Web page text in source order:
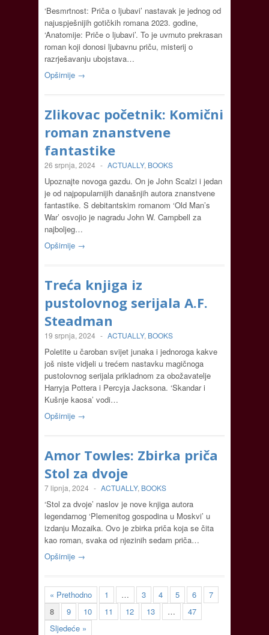
‘Besmrtnost: Priča o ljubavi’ nastavak je jednog od
najuspješnijih gotičkih romana 2023. godine,
‘Anatomije: Priče o ljubavi’. To je uvrnuto prekrasan
roman koji donosi ljubavnu priču, misterij o
razrješavanju ubojstava…
Opširnije →
Zlikovac početnik: Komični
roman znanstvene
fantastike
26 srpnja, 2024 - ACTUALLY, BOOKS
Upoznajte novoga gazdu. On je John Scalzi i jedan
je od najpopularnijih današnjih autora znanstvene
fantastike. S debitantskim romanom ‘Old Man’s
War’ osvojio je nagradu John W. Campbell za
najboljeg…
Opširnije →
Treća knjiga iz
pustolovnog serijala A.F.
Steadman
19 srpnja, 2024 - ACTUALLY, BOOKS
Poletite u čaroban svijet junaka i jednoroga kakve
još niste vidjeli u trećem nastavku magičnoga
pustolovnog serijala prikladnom za obožavatelje
Harryja Pottera i Percyja Jacksona. ‘Skandar i
Kušnje kaosa’ vodi…
Opširnije →
Amor Towles: Zbirka priča
Stol za dvoje
7 lipnja, 2024 - ACTUALLY, BOOKS
‘Stol za dvoje’ naslov je nove knjiga autora
legendarnog ‘Plemenitog gospodina u Moskvi’ u
izdanju Mozaika. Ovo je zbirka priča koja se čita
kao roman, svaka od njezinih sedam priča…
Opširnije →
« Prethodno 1 … 3 4 5 6
7
8
9 10 11 12 13 …
47
Sljedeće »